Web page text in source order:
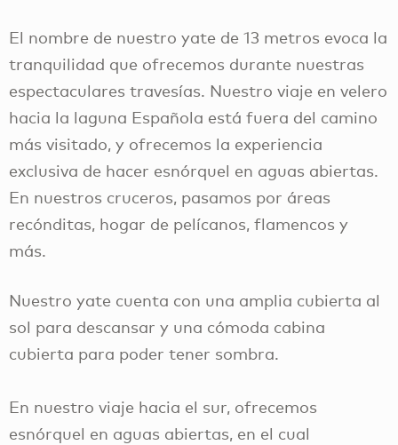
El nombre de nuestro yate de 13 metros evoca la
tranquilidad que ofrecemos durante nuestras
espectaculares travesías. Nuestro viaje en velero
hacia la laguna Española está fuera del camino
más visitado, y ofrecemos la experiencia
exclusiva de hacer esnórquel en aguas abiertas.
En nuestros cruceros, pasamos por áreas
recónditas, hogar de pelícanos, flamencos y
más.
Nuestro yate cuenta con una amplia cubierta al
sol para descansar y una cómoda cabina
cubierta para poder tener sombra.
En nuestro viaje hacia el sur, ofrecemos
esnórquel en aguas abiertas, en el cual